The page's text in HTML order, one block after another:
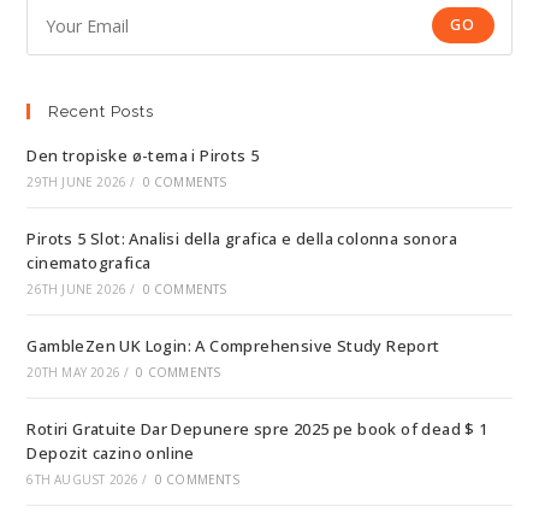
GO
Recent Posts
Den tropiske ø-tema i Pirots 5
29TH JUNE 2026 / 0 COMMENTS
Pirots 5 Slot: Analisi della grafica e della colonna sonora
cinematografica
26TH JUNE 2026 / 0 COMMENTS
GambleZen UK Login: A Comprehensive Study Report
20TH MAY 2026 / 0 COMMENTS
Rotiri Gratuite Dar Depunere spre 2025 pe book of dead $ 1
Depozit cazino online
6TH AUGUST 2026 / 0 COMMENTS